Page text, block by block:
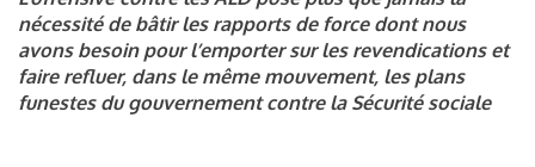
nécessité de bâtir les rapports de force dont nous
avons besoin pour l’emporter sur les revendications et
faire refluer, dans le même mouvement, les plans
funestes du gouvernement contre la Sécurité sociale